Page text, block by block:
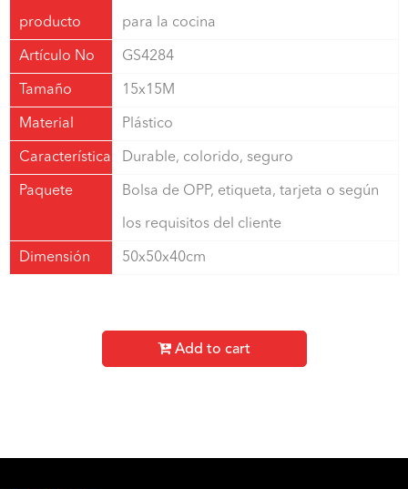
producto para la cocina
Artículo No GS4284
Tamaño 15x15M
Material Plástico
Característica Durable, colorido, seguro
Paquete Bolsa de OPP, etiqueta, tarjeta o según
los requisitos del cliente
Dimensión 50x50x40cm
Add to cart